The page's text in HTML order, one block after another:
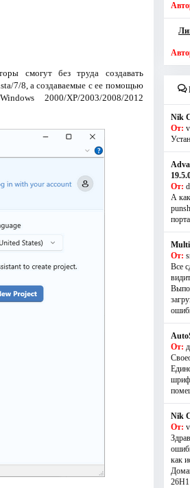
смогут без труда создавать
7/8, а создаваемые с ее помощью
2000/XP/2003/2008/2012
Nik
От:
От:
А
От:
Все
От:
Nik
От:
как